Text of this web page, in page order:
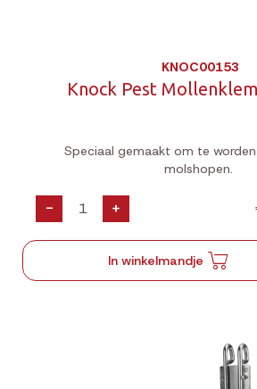
KNOC00153
Knock Pest
Speciaal gemaakt om te
molshopen.
- +
In winkelmandje